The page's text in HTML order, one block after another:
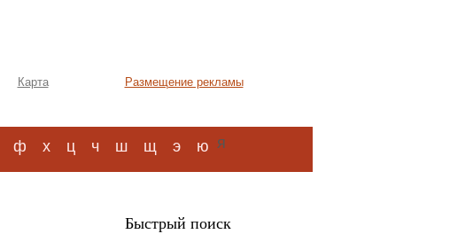
Карта
Размещение рекламы
ф х ц ч ш щ э ю я
Быстрый поиск